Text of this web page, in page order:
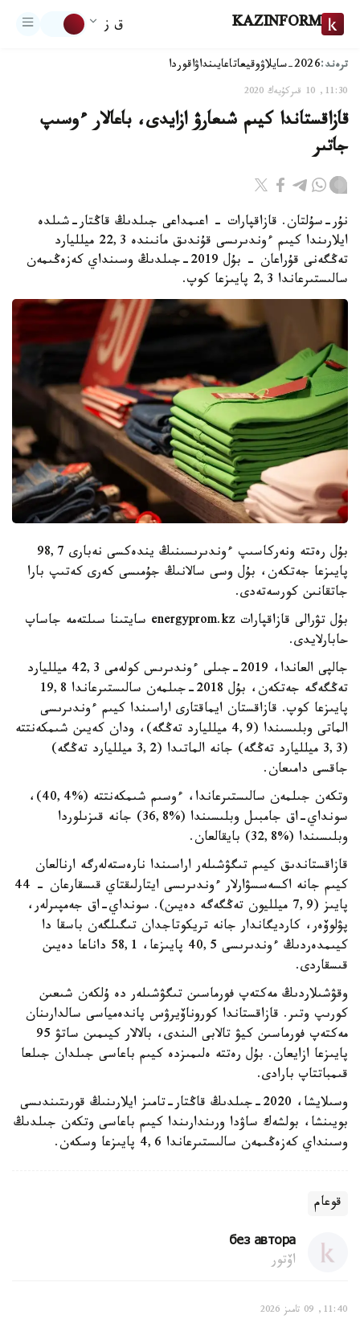
KAZINFORM ق ز
ترەند:2026-سايلاۋ وقيعاتاعايىنداۋاقوردا
11:30, 10 قىركۇيەك 2020
قازاقستاندا كيىم شىعارۋ ازايدى، باعالار ءوسىپ
جاتىر
نۇر-سۇلتان. قازاقپارات - اعىمداعى جىلدىڭ قاڭتار-شىلدە
ايلارىندا كيىم ءوندىرىسى قۇندىق مانىندە 22,3 ميلليارد
تەڭگەنى قۇراعان - بۇل 2019-جىلدىڭ وسىنداي كەزەڭىمەن
سالىستىرعاندا 2,3 پايىزعا كوپ.
بۇل رەتتە ونەركاسىپ ءوندىرىسىنىڭ يندەكسى نەبارى 98,7
پايىزعا جەتكەن، بۇل وسى سالانىڭ جۇمىسى كەرى كەتىپ بارا
جاتقانىن كورسەتەدى.
بۇل تۋرالى قازاقپارات energyprom.kz سايتىنا سىلتەمە جاساپ
حابارلايدى.
جالپى العاندا، 2019-جىلى ءوندىرىس كولەمى 42,3 ميلليارد
تەڭگەگە جەتكەن، بۇل 2018-جىلمەن سالىستىرعاندا 19,8
پايىزعا كوپ. قازاقستان ايماقتارى اراسىندا كيىم ءوندىرىسى
الماتى وبلىسىندا (4,9 ميلليارد تەڭگە)، ودان كەيىن شىمكەنتتە
(3,3 ميلليارد تەڭگە) جانە الماتىدا (3,2 ميلليارد تەڭگە)
جاقسى دامىعان.
وتكەن جىلمەن سالىستىرعاندا، ءوسىم شىمكەنتتە (%40,4)،
سونداي-اق جامبىل وبلىسىندا (%36,8) جانە قىزىلوردا
وبلىسىندا (%32,8) بايقالعان.
قازاقستاندىق كيىم تىگۋشىلەر اراسىندا نارەستەلەرگە ارنالعان
كيىم جانە اكسەسسۋارلار ءوندىرىسى ايتارلىقتاي قىسقارعان - 44
پايىز (7,9 ميلليون تەڭگەگە دەيىن). سونداي-اق جەمپىرلەر،
پۋلوۆەر، كارديگاندار جانە تريكوتاجدان تىگىلگەن باسقا دا
كيىمدەردىڭ ءوندىرىسى 40,5 پايىزعا، 58,1 داناعا دەيىن
قىسقاردى.
وقۋشىلاردىڭ مەكتەپ فورماسىن تىگۋشىلەر دە ۇلكەن شىعىن
كورىپ وتىر. قازاقستاندا كوروناۆيرۋس پاندەمياسى سالدارىنان
مەكتەپ فورماسىن كيۋ تالابى الىندى، بالالار كيىمىن ساتۋ 95
پايىزعا ازايعان. بۇل رەتتە ەلىمىزدە كيىم باعاسى جىلدان جىلعا
قىمباتتاپ بارادى.
وسىلايشا، 2020-جىلدىڭ قاڭتار-تامىز ايلارىنىڭ قورىتىندىسى
بويىنشا، بولشەك ساۋدا ورىندارىندا كيىم باعاسى وتكەن جىلدىڭ
وسىنداي كەزەڭىمەن سالىستىرعاندا 4,6 پايىزعا وسكەن.
قوعام
без автора
اۆتور
11:40, 09 تامىز 2026